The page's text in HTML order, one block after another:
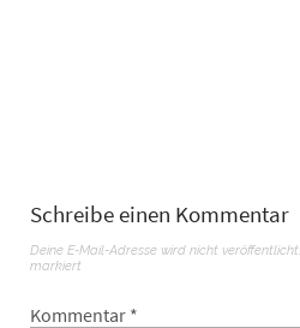
Schreibe einen Kommentar
Deine E-Mail-Adresse wird nicht veröffentlicht.
markiert
Kommentar *